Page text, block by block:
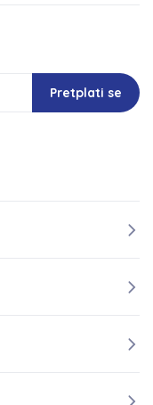
Pretplati se